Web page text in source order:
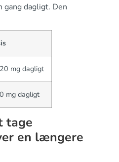
gang dagligt. Den
mg dagligt
mg dagligt
tage
en længere